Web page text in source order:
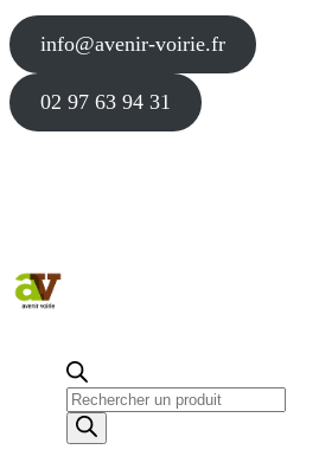
info@avenir-voirie.fr
02 97 63 94 31
Recherche
de
produits